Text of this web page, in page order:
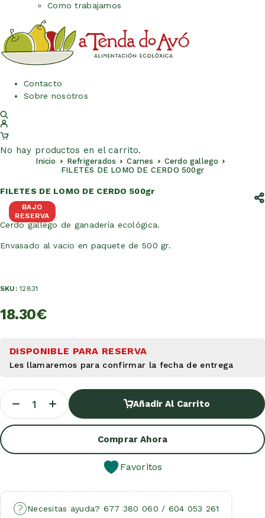
Como trabajamos
Contacto
Sobre nosotros
No hay productos en el carrito.
Inicio Refrigerados Carnes
Cerdo gallego
FILETES DE LOMO DE CERDO 500gr
BAJO
RESERVA
FILETES DE LOMO DE CERDO 500gr
Cerdo gallego de ganadería ecológica.
Envasado al vacio en paquete de 500 gr.
SKU:12831
18.30€
DISPONIBLE PARA RESERVA
Añadir Al Carrito
Comprar Ahora
Favoritos
Necesitas ayuda? 677 380 060 / 604 053 261